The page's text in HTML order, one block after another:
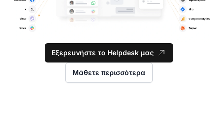
Εξερευνήστε το Helpdesk μας
Μάθετε περισσότερα